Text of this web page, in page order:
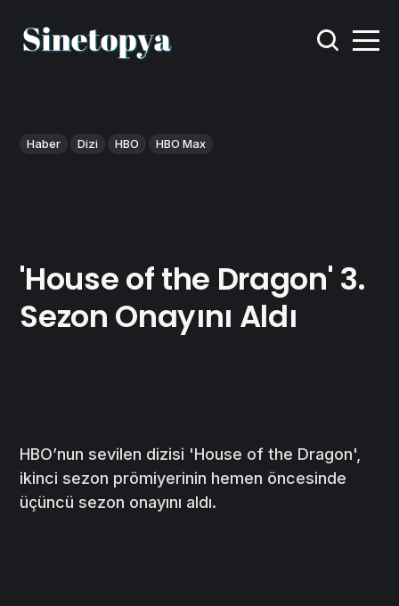
Haber Dizi HBO HBO Max
'House of the Dragon' 3.
Sezon Onayını Aldı
HBO’nun sevilen dizisi 'House of the Dragon',
ikinci sezon prömiyerinin hemen öncesinde
üçüncü sezon onayını aldı.